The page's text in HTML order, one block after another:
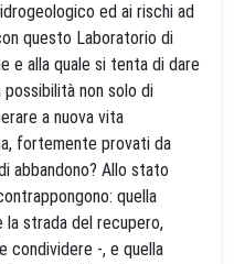
ed ai rischi ad
questo Laboratorio di
e alla quale si tenta di dare
non solo di
a nuova vita
fortemente provati da
abbandono? Allo stato
quella
strada del recupero,
condividere -, e quella